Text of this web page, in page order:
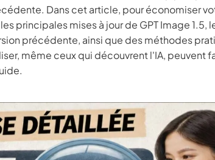
Dans cet article, pour économiser
principales mises à jour de GPT Image 1.5,
précédente, ainsi que des méthodes
même ceux qui découvrent l'IA, peuvent